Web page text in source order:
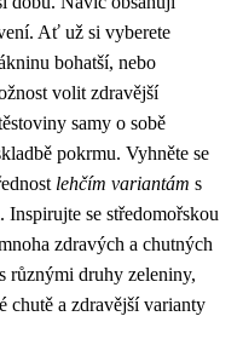
Ať už si vyberete
bohatší, nebo
volit zdravější
samy o sobě
pokrmu. Vyhněte se
lehčím variantám s
Inspirujte se středomořskou
zdravých a chutných
různými druhy zeleniny,
chutě a zdravější varianty